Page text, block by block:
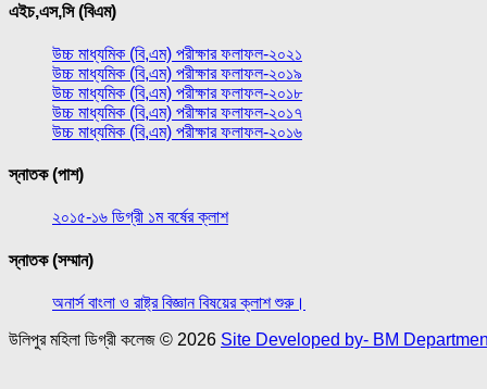
এইচ,এস,সি (বিএম)
উচ্চ মাধ্যমিক (বি,এম) পরীক্ষার ফলাফল-২০২১
উচ্চ মাধ্যমিক (বি,এম) পরীক্ষার ফলাফল-২০১৯
উচ্চ মাধ্যমিক (বি,এম) পরীক্ষার ফলাফল-২০১৮
উচ্চ মাধ্যমিক (বি,এম) পরীক্ষার ফলাফল-২০১৭
উচ্চ মাধ্যমিক (বি,এম) পরীক্ষার ফলাফল-২০১৬
স্নাতক (পাশ)
২০১৫-১৬ ডিগ্রী ১ম বর্ষের ক্লাশ
স্নাতক (সম্মান)
অনার্স বাংলা ও রাষ্ট্র বিজ্ঞান বিষয়ের ক্লাশ শুরু।
উলিপুর মহিলা ডিগ্রী কলেজ © 2026 Site Developed by- BM